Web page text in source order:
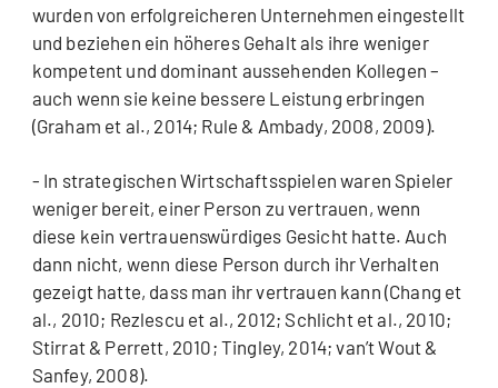
wurden von erfolgreicheren Unternehmen eingestellt
und beziehen ein höheres Gehalt als ihre weniger
kompetent und dominant aussehenden Kollegen –
auch wenn sie keine bessere Leistung erbringen
(Graham et al., 2014; Rule & Ambady, 2008, 2009).
- In strategischen Wirtschaftsspielen waren Spieler
weniger bereit, einer Person zu vertrauen, wenn
diese kein vertrauenswürdiges Gesicht hatte. Auch
dann nicht, wenn diese Person durch ihr Verhalten
gezeigt hatte, dass man ihr vertrauen kann (Chang et
al., 2010; Rezlescu et al., 2012; Schlicht et al., 2010;
Stirrat & Perrett, 2010; Tingley, 2014; van’t Wout &
Sanfey, 2008).